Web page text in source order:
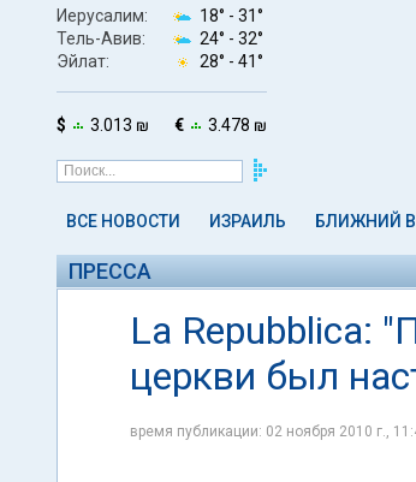
Иерусалим: 18° - 31°
Тель-Авив:
24° - 32°
Эйлат:
28° - 41°
$ 3.013 ₪ € 3.478 ₪
ВСЕ НОВОСТИ ИЗРАИЛЬ БЛИЖНИЙ
ПРЕССА
La Repubblica:
церкви был
время публикации: 02 ноября 2010 г.,